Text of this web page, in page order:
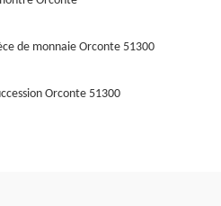
de monnaie Orconte 51300
Orconte 51300